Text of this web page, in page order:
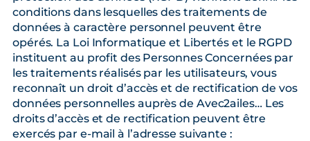
conditions dans lesquelles des traitements de
données à caractère personnel peuvent être
opérés. La Loi Informatique et Libertés et le RGPD
instituent au profit des Personnes Concernées par
les traitements réalisés par les utilisateurs, vous
reconnaît un droit d’accès et de rectification de vos
données personnelles auprès de Avec2ailes… Les
droits d’accès et de rectification peuvent être
exercés par e-mail à l’adresse suivante :